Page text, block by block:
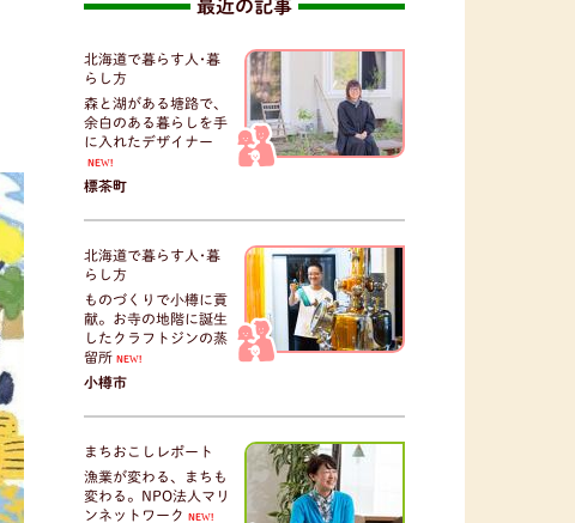
最近の記事
北海道で暮らす人･暮
らし方
森と湖がある塘路で、
余白のある暮らしを手
に入れたデザイナー
NEW!
標茶町
北海道で暮らす人･暮
らし方
ものづくりで小樽に貢
献。お寺の地階に誕生
したクラフトジンの蒸
留所 NEW!
小樽市
まちおこしレポート
漁業が変わる、まちも
変わる。NPO法人マリ
ンネットワーク
NEW!